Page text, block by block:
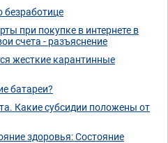
безработице
при покупке в интернете в
счета - разъяснение
жесткие карантинные
батареи?
Какие субсидии положены от
здоровья: Состояние